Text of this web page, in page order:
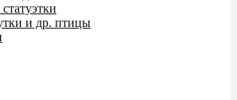
и др. птицы